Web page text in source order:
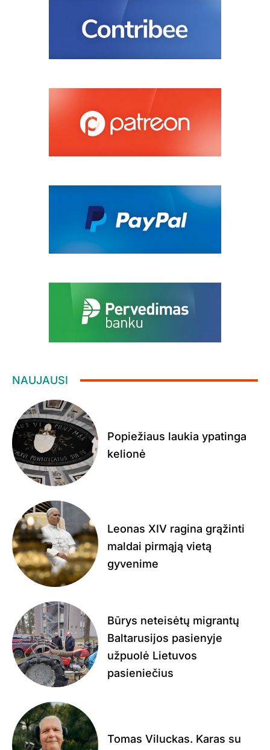
NAUJAUSI
Popiežiaus laukia ypatinga
kelionė
Leonas XIV ragina grąžinti
maldai pirmąją vietą
gyvenime
Būrys neteisėtų migrantų
Baltarusijos pasienyje
užpuolė Lietuvos
pasieniečius
Tomas Viluckas. Karas su